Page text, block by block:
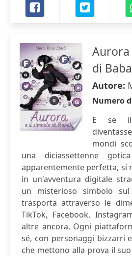
di
Autore:
Numero
E se il
mondi
una diciassettenne
apparentemente perfetta, si
in un'avventura digitale
un misterioso simbolo
trasporta attraverso le
TikTok, Facebook,
altre ancora. Ogni
sé, con personaggi bizzarri
che mettono alla prova il